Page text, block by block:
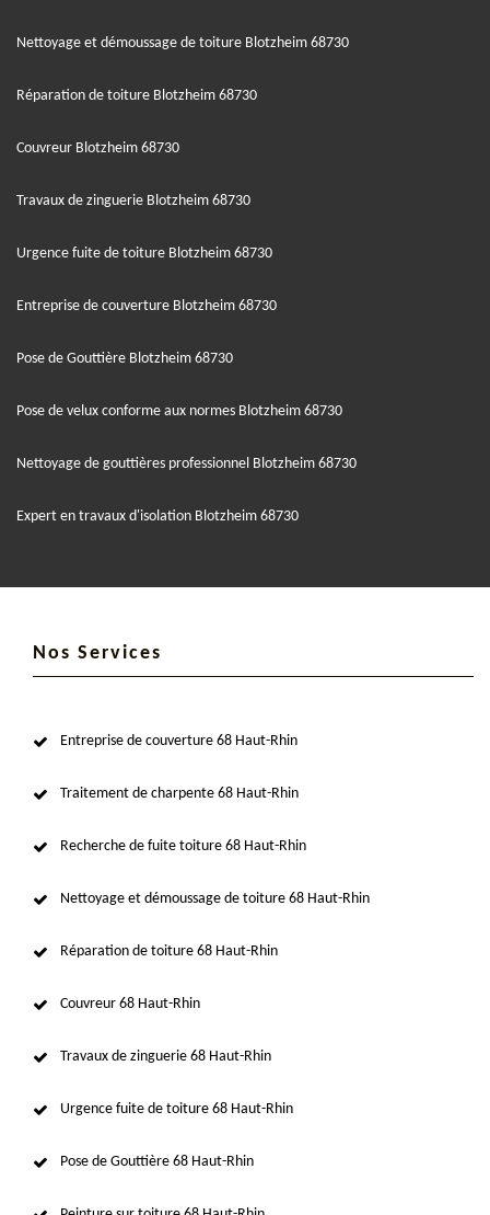
Nettoyage et démoussage de toiture Blotzheim 68730
Réparation de toiture Blotzheim 68730
Couvreur Blotzheim 68730
Travaux de zinguerie Blotzheim 68730
Urgence fuite de toiture Blotzheim 68730
Entreprise de couverture Blotzheim 68730
Pose de Gouttière Blotzheim 68730
Pose de velux conforme aux normes Blotzheim 68730
Nettoyage de gouttières professionnel Blotzheim 68730
Expert en travaux d'isolation Blotzheim 68730
Nos Services
Entreprise de couverture 68 Haut-Rhin
Traitement de charpente 68 Haut-Rhin
Recherche de fuite toiture 68 Haut-Rhin
Nettoyage et démoussage de toiture 68 Haut-Rhin
Réparation de toiture 68 Haut-Rhin
Couvreur 68 Haut-Rhin
Travaux de zinguerie 68 Haut-Rhin
Urgence fuite de toiture 68 Haut-Rhin
Pose de Gouttière 68 Haut-Rhin